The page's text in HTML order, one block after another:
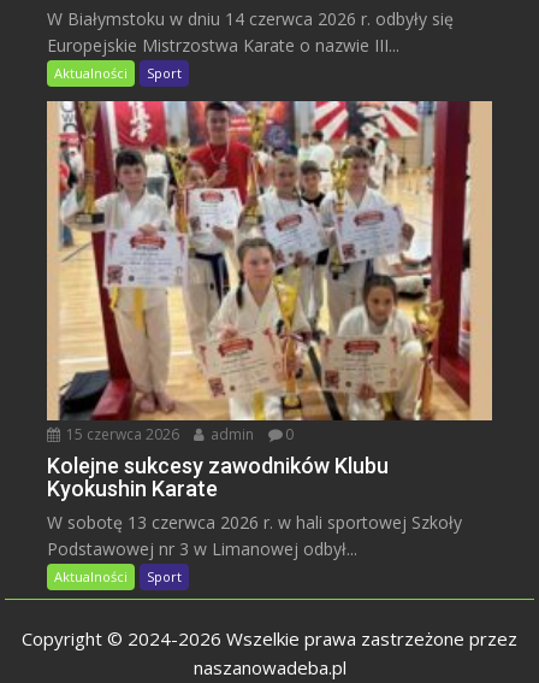
W Białymstoku w dniu 14 czerwca 2026 r. odbyły się
Europejskie Mistrzostwa Karate o nazwie III...
Aktualności Sport
15 czerwca 2026 admin 0
Kolejne sukcesy zawodników Klubu
Kyokushin Karate
W sobotę 13 czerwca 2026 r. w hali sportowej Szkoły
Podstawowej nr 3 w Limanowej odbył...
Aktualności Sport
Copyright © 2024-2026 Wszelkie prawa zastrzeżone przez
naszanowadeba.pl